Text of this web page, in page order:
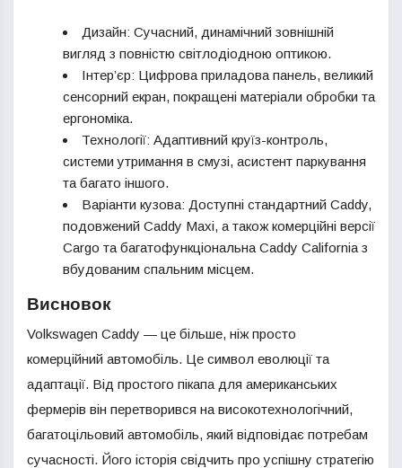
Дизайн: Сучасний, динамічний зовнішній
вигляд з повністю світлодіодною оптикою.
Інтер’єр: Цифрова приладова панель, великий
сенсорний екран, покращені матеріали обробки та
ергономіка.
Технології: Адаптивний круїз-контроль,
системи утримання в смузі, асистент паркування
та багато іншого.
Варіанти кузова: Доступні стандартний Caddy,
подовжений Caddy Maxi, а також комерційні версії
Cargo та багатофункціональна Caddy California з
вбудованим спальним місцем.
Висновок
Volkswagen Caddy — це більше, ніж просто
комерційний автомобіль. Це символ еволюції та
адаптації. Від простого пікапа для американських
фермерів він перетворився на високотехнологічний,
багатоцільовий автомобіль, який відповідає потребам
сучасності. Його історія свідчить про успішну стратегію